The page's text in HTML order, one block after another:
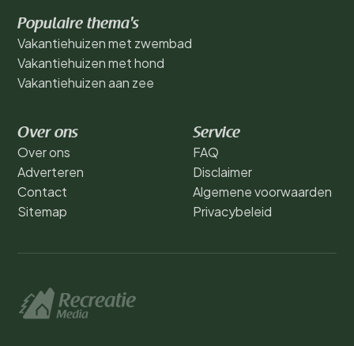
Populaire thema's
Vakantiehuizen met zwembad
Vakantiehuizen met hond
Vakantiehuizen aan zee
Over ons
Over ons
Adverteren
Contact
Sitemap
Service
FAQ
Disclaimer
Algemene voorwaarden
Privacybeleid